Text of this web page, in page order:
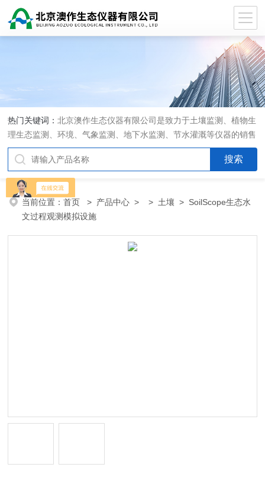
热门关键词：北京澳作生态仪器有限公司是致力于土壤监测、植物生
理生态监测、环境、气象监测、地下水监测、节水灌溉等仪器的销售
和系统集成的专业公司
当前位置：首页 > 产品中心 > > 土壤 > SoilScope生态水
文过程观测模拟设施